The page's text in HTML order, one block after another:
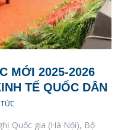
MỚI 2025-2026
TẾ QUỐC DÂN
Quốc gia (Hà Nội), Bộ